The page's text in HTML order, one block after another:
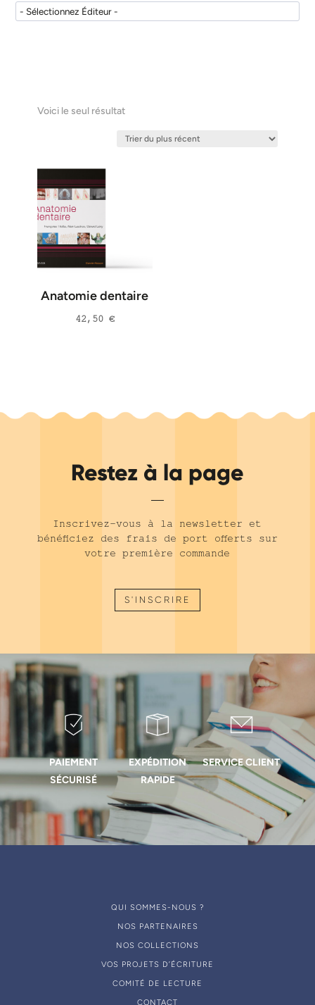
Voici le seul résultat
Anatomie dentaire
42,50 €
Restez à la page
Inscrivez-vous à la newsletter et
bénéficiez des frais de port offerts sur
votre première commande
S'INSCRIRE
PAIEMENT
SÉCURISÉ
EXPÉDITION
RAPIDE
SERVICE CLIENT
QUI SOMMES-NOUS ?
NOS PARTENAIRES
NOS COLLECTIONS
VOS PROJETS D’ÉCRITURE
COMITÉ DE LECTURE
CONTACT